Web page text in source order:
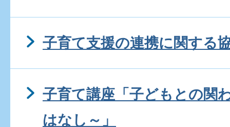
子育て支援の連携に関する
子育て講座「子どもとの関
はなし～」